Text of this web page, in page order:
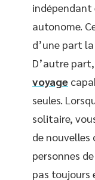
indépendant
autonome.
d’une part
D’autre
voyage
seules.
solitaire,
de
personnes
pas toujours